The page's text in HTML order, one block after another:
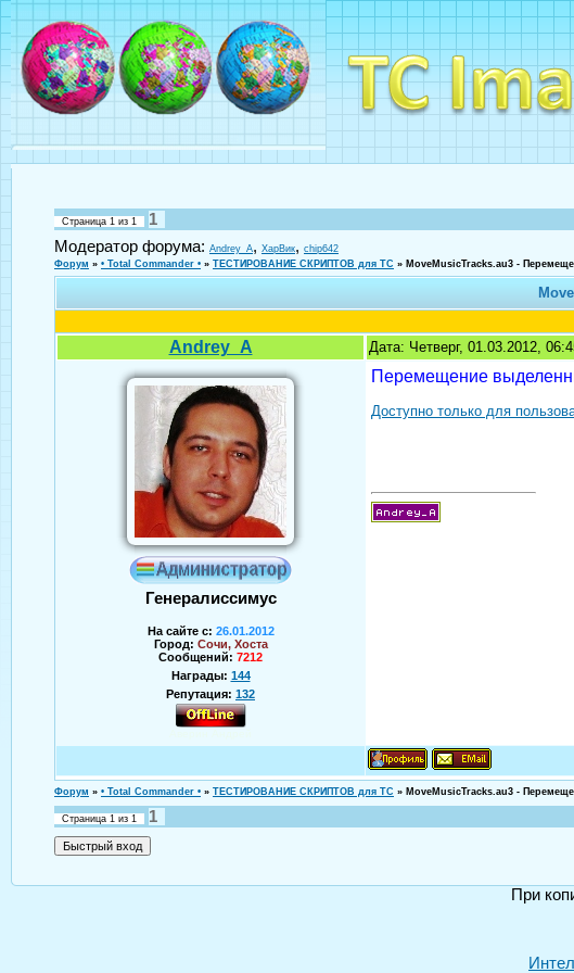
Страница 1 из 1
1
Модератор форума: Andrey_A, ХарВик, chip642
Форум » • Total Commander • » ТЕСТИРОВАНИЕ СКРИПТОВ для TC » MoveMusicTracks.au3 -
Andrey_A Дата: Четверг, 01.03.2012,
Генералиссимус
На сайте с: 26.01.2012
Город: Сочи, Хоста
Сообщений: 7212
Награды: 144
Репутация: 132
Перемещение
Доступно только для
Форум » • Total Commander • » ТЕСТИРОВАНИЕ СКРИПТОВ для TC » MoveMusicTracks.au3 -
Страница 1 из 1
1
При